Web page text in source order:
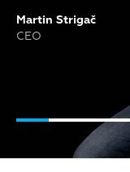
Martin Strigač
CEO